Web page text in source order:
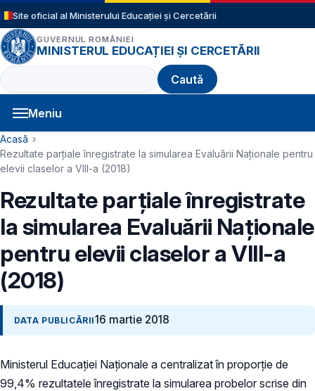
Sari la conținutul principal
Site oficial al Ministerului Educației și Cercetării
GUVERNUL ROMÂNIEI
MINISTERUL EDUCAȚIEI ȘI CERCETĂRII
Caută
Meniu
Navigație principală
Cale de navigare
Acasă
Rezultate parțiale înregistrate la simularea Evaluării Naţionale pentru
elevii claselor a VIII-a (2018)
Rezultate parțiale înregistrate
la simularea Evaluării Naţionale
pentru elevii claselor a VIII-a
(2018)
DATA PUBLICĂRII16 martie 2018
Ministerul Educaţiei Naţionale a centralizat în proporție de
99,4% rezultatele înregistrate la simularea probelor scrise din